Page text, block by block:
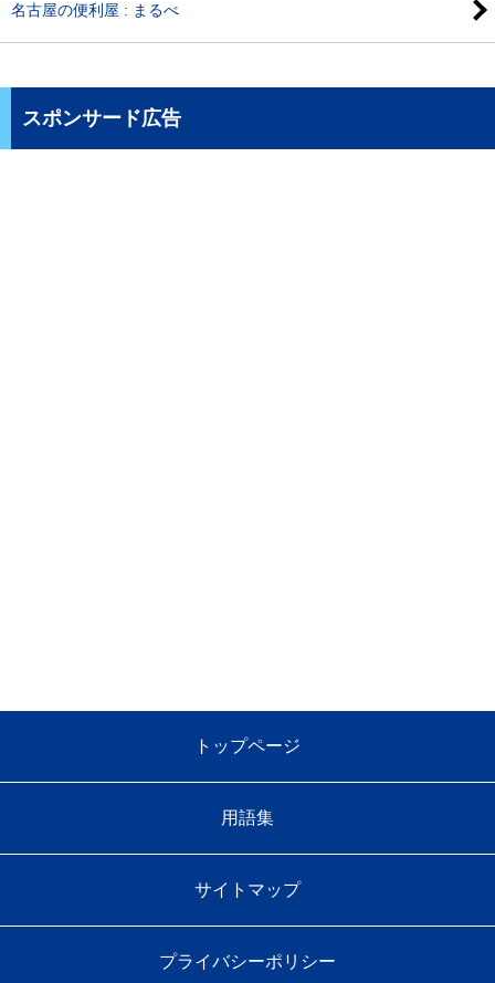
名古屋の便利屋 : まるべ
スポンサード広告
トップページ
用語集
サイトマップ
プライバシーポリシー